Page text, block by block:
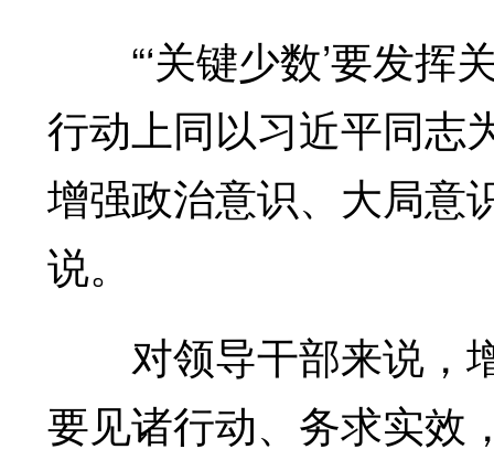
“‘关键少数’要发挥
行动上同以习近平同志
增强政治意识、大局意
说。
对领导干部来说，增
要见诸行动、务求实效